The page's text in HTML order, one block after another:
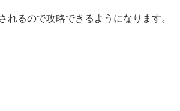
れるので攻略できるようになります。